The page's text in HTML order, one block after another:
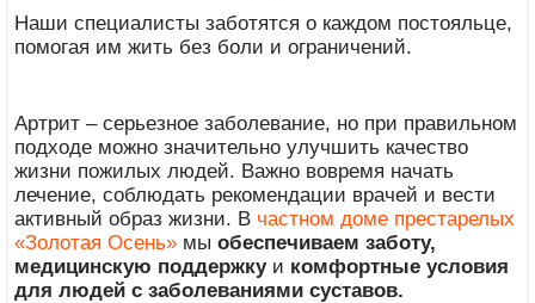
Наши специалисты заботятся о каждом постояльце,
помогая им жить без боли и ограничений.
Артрит – серьезное заболевание, но при правильном
подходе можно значительно улучшить качество
жизни пожилых людей. Важно вовремя начать
лечение, соблюдать рекомендации врачей и вести
активный образ жизни. В частном доме престарелых
«Золотая Осень» мыобеспечиваем заботу,
медицинскую поддержкуи комфортные условия
для людей с заболеваниями суставов.